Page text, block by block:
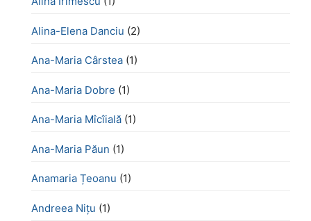
Alina-Elena Danciu (2)
Ana-Maria Cârstea (1)
Ana-Maria Dobre (1)
Ana-Maria Mîcîială (1)
Ana-Maria Păun (1)
Anamaria Țeoanu (1)
Andreea Nițu (1)